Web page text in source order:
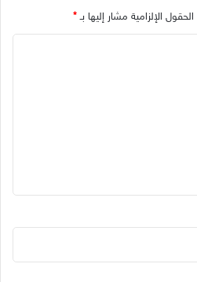
الحقول الإلزامية مشار إليها بـ*